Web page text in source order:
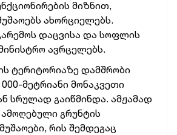
მიზნით,
ახორციელებს.
დაცვისა და სოფლის
ავრცელებს.
ტერიტორიაზე დამშრობი
მეტრიანი მონაკვეთი
სრულად გაიწმინდა. ამჟამად
გრუნტის
რის შემდეგაც